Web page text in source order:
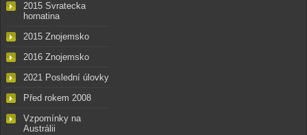
2015 Svratecka
hornatina
2015 Znojemsko
2016 Znojemsko
2021 Poslední úlovky
Před rokem 2008
Vzpomínky na
Austrálii